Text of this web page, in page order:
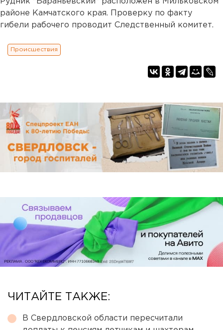
районе Камчатского края. Проверку по факту
гибели рабочего проводит Следственный комитет.
Происшествия
ЧИТАЙТЕ ТАКЖЕ:
В Свердловской области пересчитали